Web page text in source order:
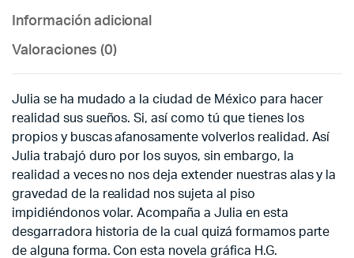
Información adicional
Valoraciones (0)
Julia se ha mudado a la ciudad de México para hacer
realidad sus sueños. Si, así como tú que tienes los
propios y buscas afanosamente volverlos realidad. Así
Julia trabajó duro por los suyos, sin embargo, la
realidad a veces no nos deja extender nuestras alas y la
gravedad de la realidad nos sujeta al piso
impidiéndonos volar. Acompaña a Julia en esta
desgarradora historia de la cual quizá formamos parte
de alguna forma. Con esta novela gráfica H.G.